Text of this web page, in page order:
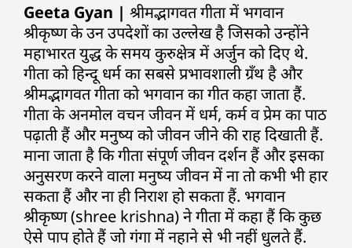
Geeta Gyan | श्रीमद्भागवत गीता में भगवान
श्रीकृष्ण के उन उपदेशों का उल्लेख है जिसको उन्होंने
महाभारत युद्ध के समय कुरुक्षेत्र में अर्जुन को दिए थे.
गीता को हिन्दू धर्म का सबसे प्रभावशाली ग्रँथ है और
श्रीमद्भागवत गीता को भगवान का गीत कहा जाता हैं.
गीता के अनमोल वचन जीवन में धर्म, कर्म व प्रेम का पाठ
पढ़ाती हैं और मनुष्य को जीवन जीने की राह दिखाती हैं.
माना जाता है कि गीता संपूर्ण जीवन दर्शन हैं और इसका
अनुसरण करने वाला मनुष्य जीवन में ना तो कभी भी हार
सकता हैं और ना ही निराश हो सकता हैं. भगवान
श्रीकृष्ण (shree krishna) ने गीता में कहा हैं कि कुछ
ऐसे पाप होते हैं जो गंगा में नहाने से भी नहीं धुलते हैं.